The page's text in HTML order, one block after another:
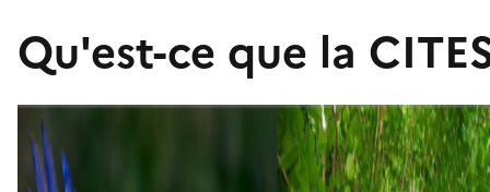
Qu'est-ce que la